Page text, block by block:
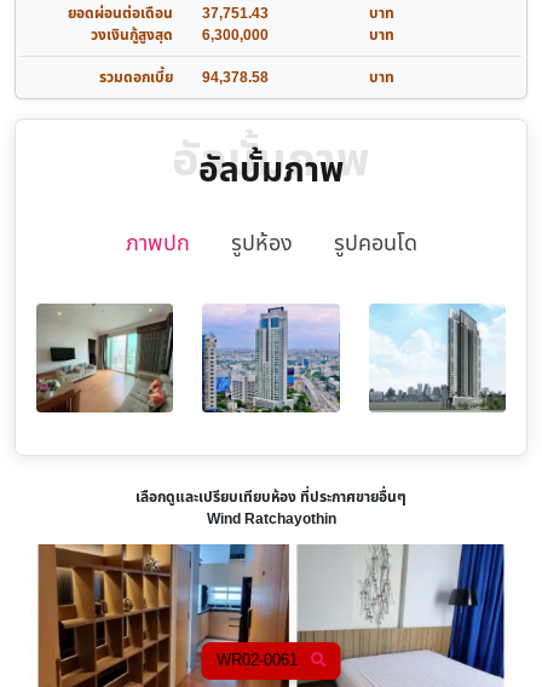
ยอดผ่อนต่อเดือน 37,751.43
บาท
วงเงินกู้สูงสุด
6,300,000
บาท
รวมดอกเบี้ย
94,378.58 บาท
อัลบั้มภาพ
อัลบั้มภาพ
ภาพปก รูปห้อง รูปคอนโด
เลือกดูและเปรียบเทียบห้อง ที่ประกาศขายอื่นๆ
Wind Ratchayothin
WR02-0061